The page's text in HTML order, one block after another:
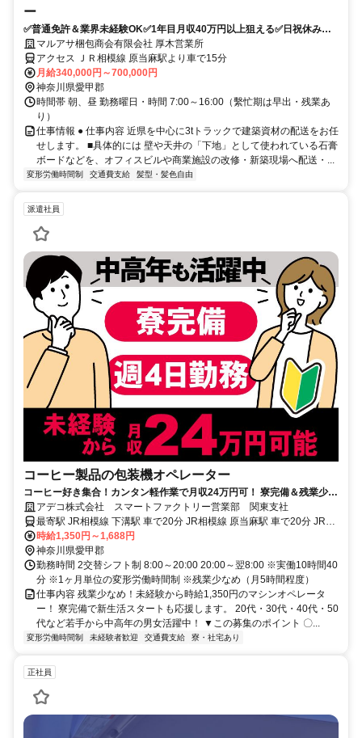
ー
✅普通免許＆業界未経験OK✅1年目月収40万円以上狙える✅日祝休み
✅16時退社で夜勤なし
マルアサ梱包商会有限会社 厚木営業所
アクセス ＪＲ相模線 原当麻駅より車で15分
月給340,000円～700,000円
神奈川県愛甲郡
時間帯 朝、昼 勤務曜日・時間 7:00～16:00（繫忙期は早出・残業あ
り）
仕事情報 ● 仕事内容 近県を中心に3tトラックで建築資材の配送をお任
せします。 ■具体的には 壁や天井の「下地」として使われている石膏
ボードなどを、オフィスビルや商業施設の改修・新築現場へ配送・...
変形労働時間制 交通費支給 髪型・髪色自由
派遣社員
コーヒー製品の包装機オペレーター
コーヒー好き集合！カンタン軽作業で月収24万円可！ 寮完備＆残業少な
め！中高年も活躍中！
アデコ株式会社 スマートファクトリー営業部 関東支社
最寄駅 JR相模線 下溝駅 車で20分 JR相模線 原当麻駅 車で20分 JR相
模線 海老名駅 車で30分
時給1,350円～1,688円
神奈川県愛甲郡
勤務時間 2交替シフト制 8:00～20:00 20:00～翌8:00 ※実働10時間40
分 ※1ヶ月単位の変形労働時間制 ※残業少なめ（月5時間程度）
仕事内容 残業少なめ！未経験から時給1,350円のマシンオペレータ
ー！ 寮完備で新生活スタートも応援します。 20代・30代・40代・50
代など若手から中高年の男女活躍中！ ▼この募集のポイント 〇...
変形労働時間制 未経験者歓迎 交通費支給 寮・社宅あり
正社員